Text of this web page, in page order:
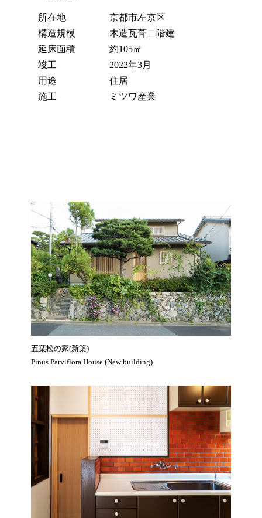
所在地
京都市左京区
構造規模
木造瓦葺二階建
延床面積
約105㎡
竣工
2022年3月
用途
住居
施工
ミツワ産業
五葉松の家(新築)
Pinus Parviflora House (New building)